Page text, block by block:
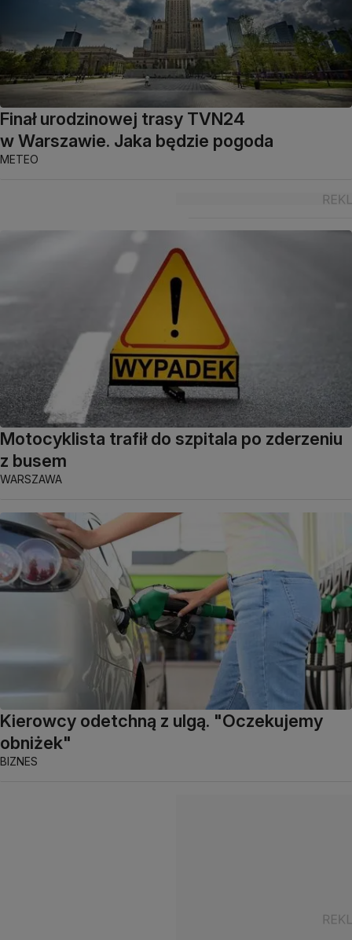
Finał urodzinowej trasy TVN24
w Warszawie. Jaka będzie pogoda
METEO
Motocyklista trafił do szpitala po zderzeniu
z busem
WARSZAWA
Kierowcy odetchną z ulgą. "Oczekujemy
obniżek"
BIZNES